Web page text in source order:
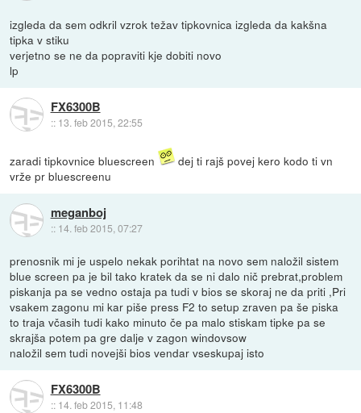
izgleda da sem odkril vzrok težav tipkovnica izgleda da kakšna
tipka v stiku
verjetno se ne da popraviti kje dobiti novo
lp
FX6300B
:: 13. feb 2015, 22:55
zaradi tipkovnice bluescreen
dej ti rajš povej kero kodo ti vn
vrže pr bluescreenu
meganboj
:: 14. feb 2015, 07:27
prenosnik mi je uspelo nekak porihtat na novo sem naložil sistem
blue screen pa je bil tako kratek da se ni dalo nič prebrat,problem
piskanja pa se vedno ostaja pa tudi v bios se skoraj ne da priti ,Pri
vsakem zagonu mi kar piše press F2 to setup zraven pa še piska
to traja včasih tudi kako minuto če pa malo stiskam tipke pa se
skrajša potem pa gre dalje v zagon windovsow
naložil sem tudi novejši bios vendar vseskupaj isto
FX6300B
:: 14. feb 2015, 11:48